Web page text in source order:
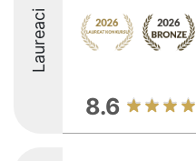
Laureaci
8.6